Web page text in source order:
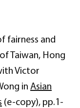
fairness and
Taiwan, Hong
Victor
in Asian
(e-copy), pp.1-